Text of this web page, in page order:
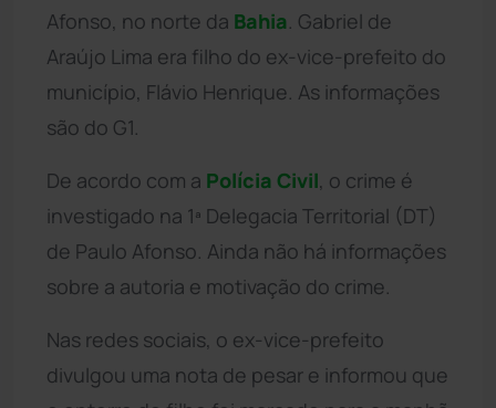
Afonso, no norte da Bahia . Gabriel de
Araújo Lima era filho do ex-vice-prefeito do
município, Flávio Henrique. As informações
são do G1.
De acordo com a Polícia Civil, o crime é
investigado na 1ª Delegacia Territorial (DT)
de Paulo Afonso. Ainda não há informações
sobre a autoria e motivação do crime.
Nas redes sociais, o ex-vice-prefeito
divulgou uma nota de pesar e informou que